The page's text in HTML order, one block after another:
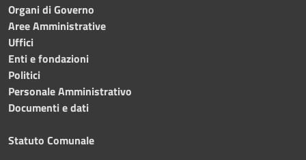
Organi di Governo
Aree Amministrative
Uffici
Enti e fondazioni
Politici
Personale Amministrativo
Documenti e dati
Statuto Comunale